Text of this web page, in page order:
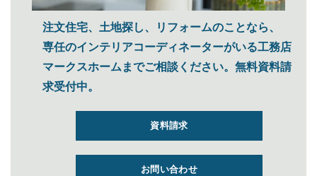
注文住宅、土地探し、リフォームのことなら、
専任のインテリアコーディネーターがいる工務店
マークスホームまでご相談ください。無料資料請
求受付中。
資料請求
お問い合わせ